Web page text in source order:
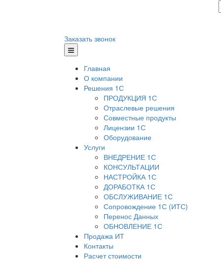
Заказать звонок
Главная
О компании
Решения 1С
ПРОДУКЦИЯ 1С
Отраслевые решения
Совместные продукты
Лицензии 1С
Оборудование
Услуги
ВНЕДРЕНИЕ 1С
КОНСУЛЬТАЦИИ
НАСТРОЙКА 1С
ДОРАБОТКА 1С
ОБСЛУЖИВАНИЕ 1С
Сопровождение 1С (ИТС)
Перенос Данных
ОБНОВЛЕНИЕ 1С
Продажа ИТ
Контакты
Расчет стоимости